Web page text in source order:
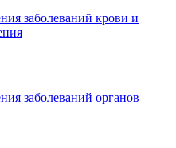
заболеваний крови и
заболеваний органов